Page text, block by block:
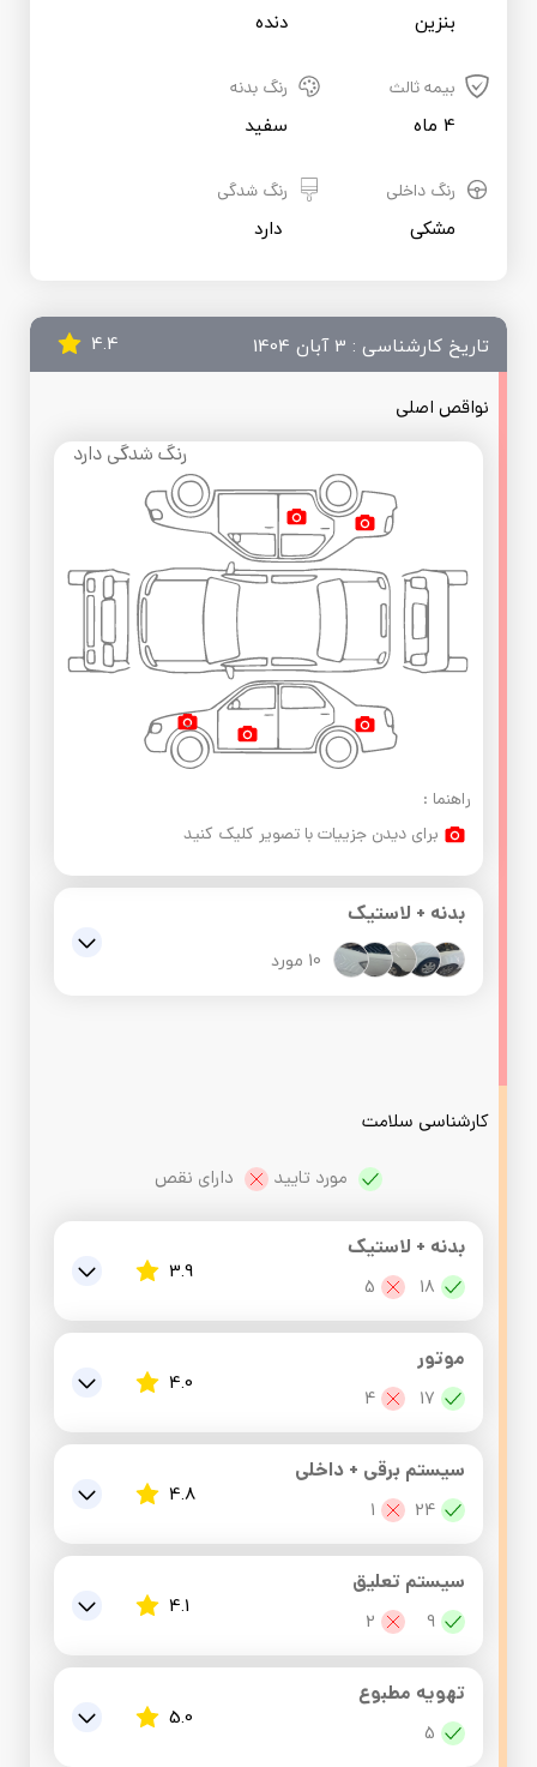
بنزین
دنده
بیمه ثالث
4 ماه
رنگ بدنه
سفید
رنگ داخلی
مشکی
رنگ شدگی
تاریخ کارشناسی : 3 آبان 1404 4.4
نواقص اصلی
رنگ شدگی دارد
راهنما :
برای دیدن جزییات با تصویر کلیک کنید
بدنه + لاستیک
10 مورد
گلگیر جلو سمت شاگرد : ,صافکاری و قلم گیری دارد
در عقب سمت شاگرد : ,صافکاری و موج دارد
در جلو سمت راننده : ,تعویض و رنگ است
سینی زیر رادیات جلو : ,خوردگی دارد
شاسی جلو دو طرف : ,از زیر روی مانع رفته و
خوردگی دارد
سینی کف صندوق : ,خوردگی دارد
کارشناسی سلامت
بدنه + لاستیک
18
5
3.9
سلامت شاسی جلو
سلامت سقف خودرو
سلامت شاسی عقب
سلامت کف صندوق عقب
سلامت ستون جلو سمت راننده
سلامت ستون جلو سمت شاگرد
سلامت ستون وسط سمت راننده
سلامت ستون وسط سمت شاگرد
سلامت ستون عقب سمت راننده
موتور
17
4
4.0
صدای عادی موتور : صدای انگشتی و سوپاپ
نوسان درجا دور موتور
لرزش عادی موتور
سلامت تسمه موتور
عملکرد عادی صفحهد کلاچ
عملکرد عادی دسته دنده
سیستم برقی + داخلی
24
1
4.8
عملکرد عادی برف پاک کن و شیشه شور
عملکرد عادی قفل همه درب ها
عملکرد عادی بالا و پایین بر همه ی شیشه ها
سیستم تعلیق
9
2
4.1
سلامت کمک فنر ها
سلامت جلوبندی
تهویه مطبوع
5
5.0